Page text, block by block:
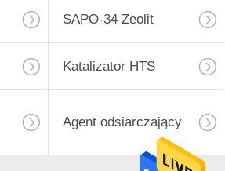
SAPO-34 Zeolit
Katalizator HTS
Agent odsiarczający